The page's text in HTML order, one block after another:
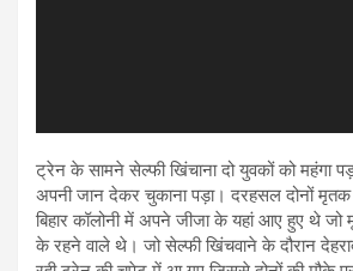
ट्रेन के सामने सेल्फी खिंचाना दो युवकों को महंगा
अपनी जान देकर चुकाना पड़ा। दरहसल दोनों
बिहार कॉलोनी में अपने जीजा के यहां आए हुए थे
के रहने वाले थे। जो सेल्फी खिंचवाने के दौरान